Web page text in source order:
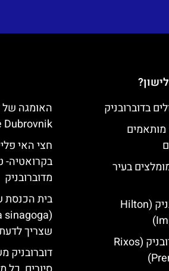
מותאמים
בעיר
מלון הילטון דוברובניק (Hilton
מלון ריקסוס בדוברובניק (Rixos
בקרואטיה-
מדוברובניק
בית הכנסת
שצריך
דוברובניק